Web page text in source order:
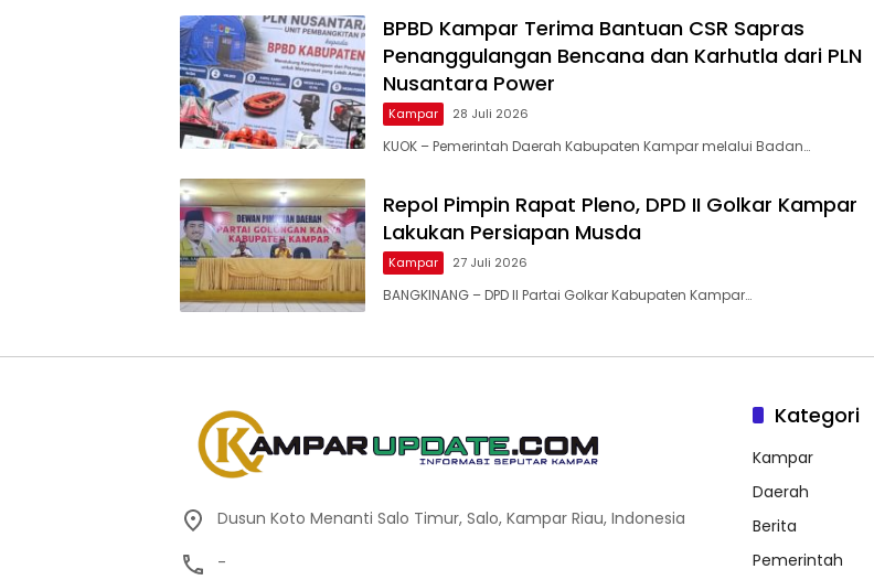
BPBD Kampar Terima Bantuan CSR Sapras
Penanggulangan Bencana dan Karhutla dari PLN
Nusantara Power
Kampar 28 Juli 2026
KUOK – Pemerintah Daerah Kabupaten Kampar melalui Badan…
Repol Pimpin Rapat Pleno, DPD II Golkar Kampar
Lakukan Persiapan Musda
Kampar 27 Juli 2026
BANGKINANG – DPD II Partai Golkar Kabupaten Kampar…
Dusun Koto Menanti Salo Timur, Salo, Kampar Riau, Indonesia
-
Kategori
Kampar
Daerah
Berita
Pemerintah